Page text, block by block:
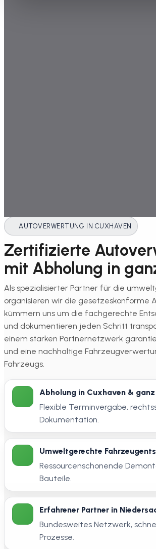
AUTOVERWERTUNG IN CUXHAVEN
Zertifizierte
mit Abholung in
Als spezialisierter Partner für die
organisieren wir die gesetzeskonforme
kümmern uns um die fachgerechte
und dokumentieren jeden Schritt
einem starken Partnernetzwerk
und eine nachhaltige
Fahrzeugs.
Abholung in Cuxhaven &
Flexible Terminvergabe,
Dokumentation.
Umweltgerechte
Ressourcenschonende
Bauteile.
Erfahrener Partner in
Bundesweites Netzwerk,
Prozesse.